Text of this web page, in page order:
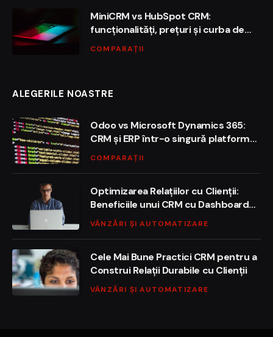
MiniCRM vs HubSpot CRM:
funcționalități, prețuri și curba de
învățare
COMPARAȚII
ALEGERILE NOASTRE
Odoo vs Microsoft Dynamics 365:
CRM și ERP într-o singură platformă
sau ecosisteme separate?
COMPARAȚII
Optimizarea Relațiilor cu Clienții:
Beneficiile unui CRM cu Dashboard
Personalizat
VÂNZĂRI ȘI AUTOMATIZARE
Cele Mai Bune Practici CRM pentru a
Construi Relații Durabile cu Clienții
VÂNZĂRI ȘI AUTOMATIZARE